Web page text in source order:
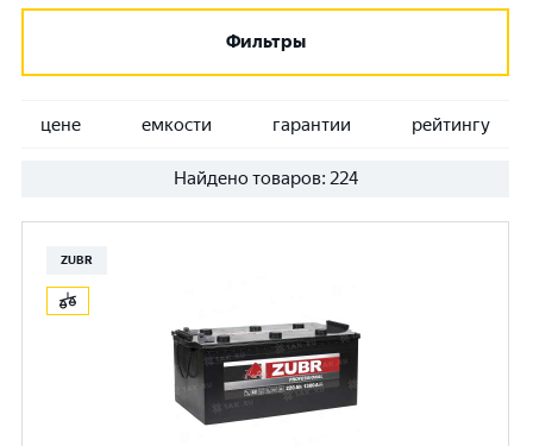
Фильтры
цене емкости гарантии рейтингу
Найдено товаров: 224
ZUBR